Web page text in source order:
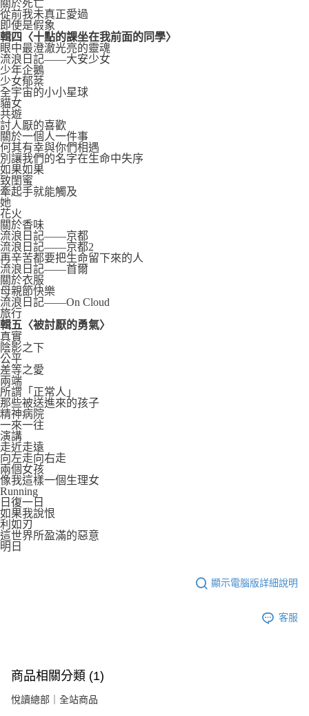
關於死亡
從前我未真正愛過
即使是假象
輯四〈十點的課坐在我前面的同學〉
眼中最澄澈光亮的靈魂
流浪日記——大安少女
少年企鵝
少女郁棻
全宇宙的小小星球
貓女
共遊
討人厭的喜歡
關於一個人一件事
何其有幸與你們相遇
別讓我們的名字在生命中失序
如果如果
致閨蜜
牽起手就能觸及
她
花火
關於香味
流浪日記——京都
流浪日記——京都2
再辛苦都要把生命留下來的人
流浪日記——首爾
關於衣服
母親節快樂
流浪日記——On Cloud
旅行
輯五〈被討厭的勇氣〉
真實
陰影之下
公平
差等之愛
兩端
所謂「正常人」
那些被送進來的孩子
精神病院
一來一往
演講
走近走遠
向左走向右走
兩個女孩
像我這樣一個生理女
Running
日復一日
如果我說恨
利如刃
這世界所盈滿的惡意
明日
顯示電腦版詳細說明
客服
商品相關分類 (1)
悅讀總部｜全站商品